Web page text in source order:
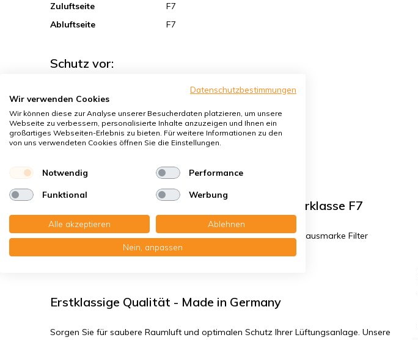
Zuluftseite
F7
Abluftseite
F7
Schutz vor:
Sand, Grobstaub
Sporen, Pollen
Hausstaubmilben
Bakterien, Smog
Zehnder ComfoAir Standard 300 / 375 - Filterklasse F7
Sie erhalten:2x Kompaktfilter MP Karton 198x500x14 mm. F7 | Hausmarke Filter
Erstklassige Qualität - Made in Germany
Sorgen Sie für saubere Raumluft und optimalen Schutz Ihrer Lüftungsanlage. Unsere
Datenschutzbestimmungen
Wir verwenden Cookies
Wir können diese zur Analyse unserer Besucherdaten platzieren, um unsere
Webseite zu verbessern, personalisierte Inhalte anzuzeigen und Ihnen ein
großartiges Webseiten-Erlebnis zu bieten. Für weitere Informationen zu den
von uns verwendeten Cookies öffnen Sie die Einstellungen.
Notwendig Performance
Funktional Werbung
Alle akzeptieren Ablehnen
Nein, anpassen